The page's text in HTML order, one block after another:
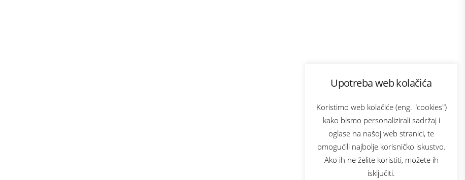
Upotreba web kolačića
Koristimo web kolačiće (eng. "cookies")
kako bismo personalizirali sadržaj i
oglase na našoj web stranici, te
omogućili najbolje korisničko iskustvo.
Ako ih ne želite koristiti, možete ih
isključiti.
Bonus plus
Prijava za newsletter